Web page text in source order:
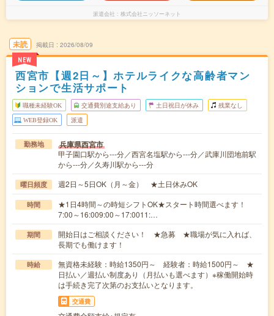
派遣会社 株式会社ニッソーネット
未読
NEW
掲載日 2026/08/09
西宮市【週2日～】ホテルライクな高齢者マン
ションで生活サポート
職種未経験OK 交通費別途支給あり 土日祝日が休み 残業なし
WEB登録OK 派遣
勤務地 兵庫県西宮市
甲子園口駅から---分／西宮名塩駅から---分／武庫川団地前駅
から---分／久寿川駅から---分
曜日頻度 週2日～5日OK（月～金） ★土日休みOK
時間
★1日4時間～の時短シフトOK★スタート時間選べます！
7:00～16:009:00～17:0011:…
期間
開始日はご相談ください！ ★急募 ★職場が気に入れば、
長期でも働けます！
時給
無資格未経験：時給1350円～ 経験者：時給1500円～ ★
日払い／週払い制度あり（月払いも選べます）※稼働開始時
は手続き完了次第のお支払いとなります。
交通費